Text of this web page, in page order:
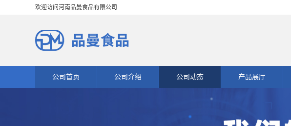
欢迎访问河南品曼食品有限公司
公司首页 公司介绍 公司动态 产品展厅